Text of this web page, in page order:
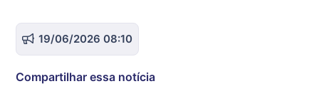
19/06/2026 08:10
Compartilhar essa notícia